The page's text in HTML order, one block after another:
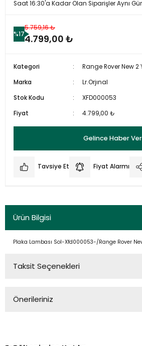
Saat 16:30'a Kadar Olan Siparişler Aynı
%17
5.759,16 ₺
4.799,00 ₺
Kategori
Range Rover New 2
Marka
Lr.Orjınal
Stok Kodu
XFD000053
Fiyat
4.799,00 ₺
Gelince Haber Ver
Tavsiye Et Fiyat Alarmı
Ürün Bilgisi
Plaka Lambası Sol-Xfd000053-/Range Rover
Taksit Seçenekleri
Önerileriniz
kullanarak tarafımıza iletebilirsiniz.